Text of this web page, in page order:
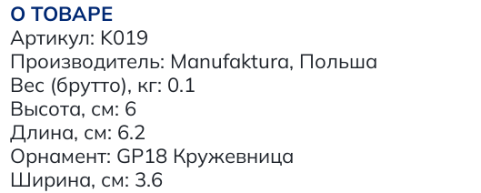
О ТОВАРЕ
Артикул: K019
Производитель: Manufaktura, Польша
Вес (брутто), кг: 0.1
Высота, см: 6
Длина, см: 6.2
Орнамент: GP18 Кружевница
Ширина, см: 3.6